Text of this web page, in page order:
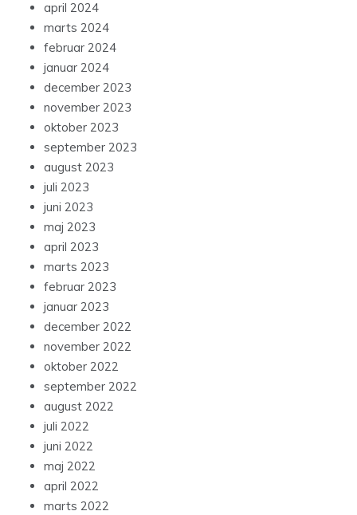
april 2024
marts 2024
februar 2024
januar 2024
december 2023
november 2023
oktober 2023
september 2023
august 2023
juli 2023
juni 2023
maj 2023
april 2023
marts 2023
februar 2023
januar 2023
december 2022
november 2022
oktober 2022
september 2022
august 2022
juli 2022
juni 2022
maj 2022
april 2022
marts 2022